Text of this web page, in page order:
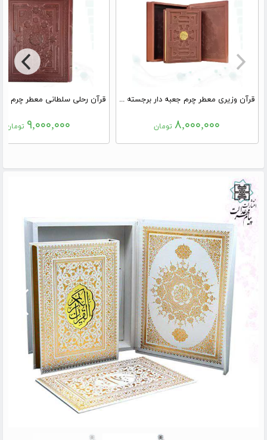
قرآن وزیری معطر چرم جعبه دار برجسته لیزری
۸,۰۰۰,۰۰۰تومان ۹,۰۰۰,۰۰۰ تومان